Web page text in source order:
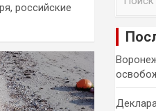
российские
и